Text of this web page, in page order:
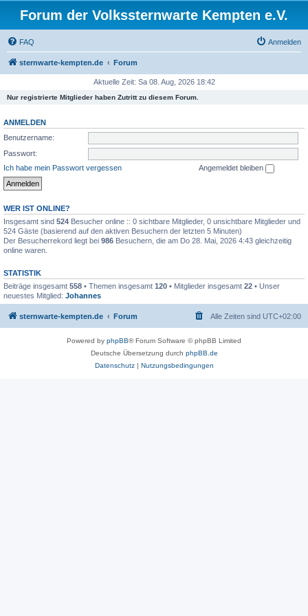
Forum der Volkssternwarte Kempten e.V.
FAQ Anmelden
sternwarte-kempten.de Forum
Aktuelle Zeit: Sa 08. Aug, 2026 18:42
Nur registrierte Mitglieder haben Zutritt zu diesem Forum.
ANMELDEN
Benutzername:
Passwort:
Ich habe mein Passwort vergessen
Angemeldet bleiben
WER IST ONLINE?
Insgesamt sind 524 Besucher online :: 0 sichtbare Mitglieder, 0 unsichtbare Mitglieder und
524 Gäste (basierend auf den aktiven Besuchern der letzten 5 Minuten)
Der Besucherrekord liegt bei 986 Besuchern, die am Do 28. Mai, 2026 4:43 gleichzeitig
online waren.
STATISTIK
Beiträge insgesamt 558 • Themen insgesamt 120 • Mitglieder insgesamt 22 • Unser
neuestes Mitglied: Johannes
sternwarte-kempten.de Forum Alle Zeiten sind UTC+02:00
Powered by phpBB® Forum Software © phpBB Limited
Deutsche Übersetzung durch phpBB.de
Datenschutz| Nutzungsbedingungen